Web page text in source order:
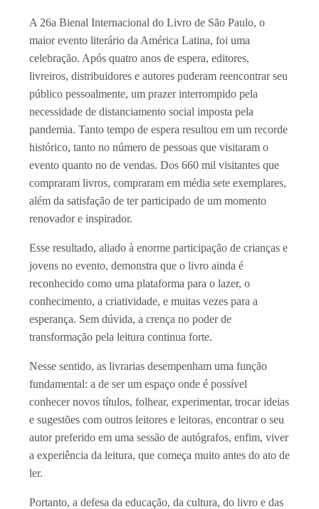
A 26a Bienal Internacional do Livro de São Paulo, o
maior evento literário da América Latina, foi uma
celebração. Após quatro anos de espera, editores,
livreiros, distribuidores e autores puderam reencontrar seu
público pessoalmente, um prazer interrompido pela
necessidade de distanciamento social imposta pela
pandemia. Tanto tempo de espera resultou em um recorde
histórico, tanto no número de pessoas que visitaram o
evento quanto no de vendas. Dos 660 mil visitantes que
compraram livros, compraram em média sete exemplares,
além da satisfação de ter participado de um momento
renovador e inspirador.
Esse resultado, aliado à enorme participação de crianças e
jovens no evento, demonstra que o livro ainda é
reconhecido como uma plataforma para o lazer, o
conhecimento, a criatividade, e muitas vezes para a
esperança. Sem dúvida, a crença no poder de
transformação pela leitura continua forte.
Nesse sentido, as livrarias desempenham uma função
fundamental: a de ser um espaço onde é possível
conhecer novos títulos, folhear, experimentar, trocar ideias
e sugestões com outros leitores e leitoras, encontrar o seu
autor preferido em uma sessão de autógrafos, enfim, viver
a experiência da leitura, que começa muito antes do ato de
ler.
Portanto, a defesa da educação, da cultura, do livro e das